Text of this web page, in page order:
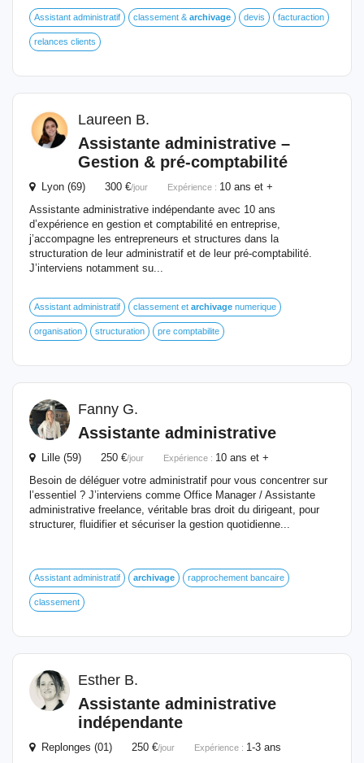
Assistant administratif classement & archivage devis facturaction
relances clients
Laureen B.
Assistante administrative –
Gestion & pré-comptabilité
Lyon (69) 300 €/jour Expérience : 10 ans et +
Assistante administrative indépendante avec 10 ans
d’expérience en gestion et comptabilité en entreprise,
j’accompagne les entrepreneurs et structures dans la
structuration de leur administratif et de leur pré-comptabilité.
J’interviens notamment su...
Assistant administratif classement et archivage numerique
organisation structuration pre comptabilite
Fanny G.
Assistante administrative
Lille (59) 250 €/jour Expérience : 10 ans et +
Besoin de déléguer votre administratif pour vous concentrer sur
l’essentiel ? J’interviens comme Office Manager / Assistante
administrative freelance, véritable bras droit du dirigeant, pour
structurer, fluidifier et sécuriser la gestion quotidienne...
Assistant administratif archivage rapprochement bancaire
classement
Esther B.
Assistante administrative
indépendante
Replonges (01) 250 €/jour Expérience : 1-3 ans